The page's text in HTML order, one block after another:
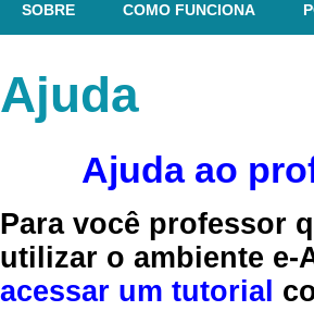
SOBRE COMO FUNCIONA
Ajuda
Ajuda ao
Para você professor
utilizar o ambiente e-
acessar um tutorial